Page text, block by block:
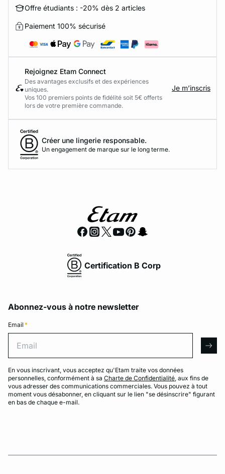
Offre étudiants : -20% dès 2 articles
Paiement 100% sécurisé
Rejoignez Etam Connect
Des avantages exclusifs et des expériences
uniques.
Vos 100 premiers points de fidélité soit 5€ offerts
lors de votre première commande.​
Je m’inscris
Créer une lingerie responsable.
Un engagement de marque sur le long terme.
Certification B Corp
Abonnez-vous à notre newsletter
Email *
En vous inscrivant, vous acceptez qu'Etam traite vos données
personnelles, conformément à sa Charte de Confidentialité, aux fins de
vous adresser des communications commerciales. Vous pouvez à tout
moment vous désabonner, en cliquant sur le lien "se désinscrire" figurant
en bas de chaque e-mail.